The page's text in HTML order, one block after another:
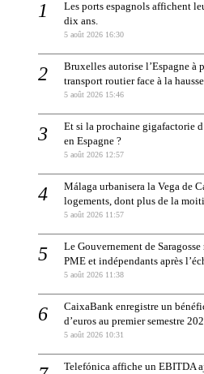
Les ports espagnols affichent
dix ans.
5 août 2026 16:30
Bruxelles autorise l’Espagne à
transport routier face à la
5 août 2026 15:46
Et si la prochaine gigafactorie
en Espagne ?
5 août 2026 12:57
Málaga urbanisera la Vega de
logements, dont plus de la
5 août 2026 11:57
Le Gouvernement de
PME et indépendants après
5 août 2026 11:38
CaixaBank enregistre un
d’euros au premier semestre
5 août 2026 10:31
Telefónica affiche un EBITDA